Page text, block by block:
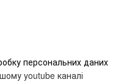
персональних даних
youtube каналі